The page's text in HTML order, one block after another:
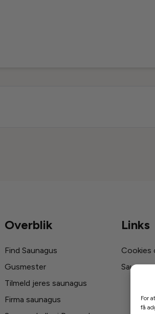
For
få
Overblik
Find Saunagus
Gusmester
Tilmeld jeres saunagus
Firma saunagus
Links
Cookies